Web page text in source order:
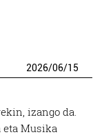
2026/06/15
izango da.
eta Musika